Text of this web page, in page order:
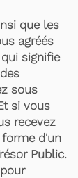
que les
agréés
signifie
sous
si vous
recevez
d'un
Public.